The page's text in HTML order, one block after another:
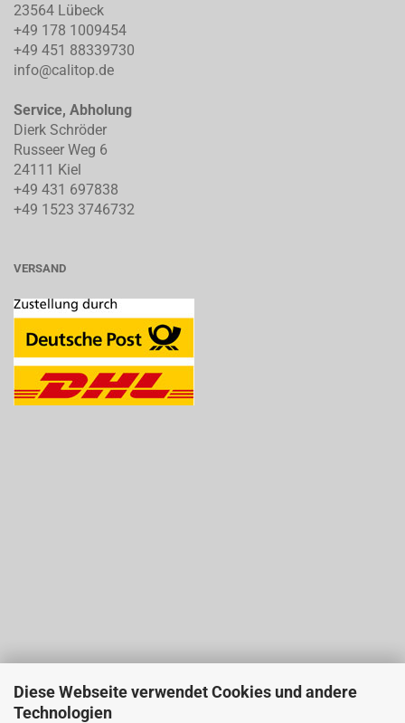
Diese Webseite verwendet Cookies und andere
Technologien
23564 Lübeck
+49 178 1009454
+49 451 88339730
info@calitop.de
Service, Abholung
Dierk Schröder
Russeer Weg 6
24111 Kiel
+49 431 697838
+49 1523 3746732
VERSAND